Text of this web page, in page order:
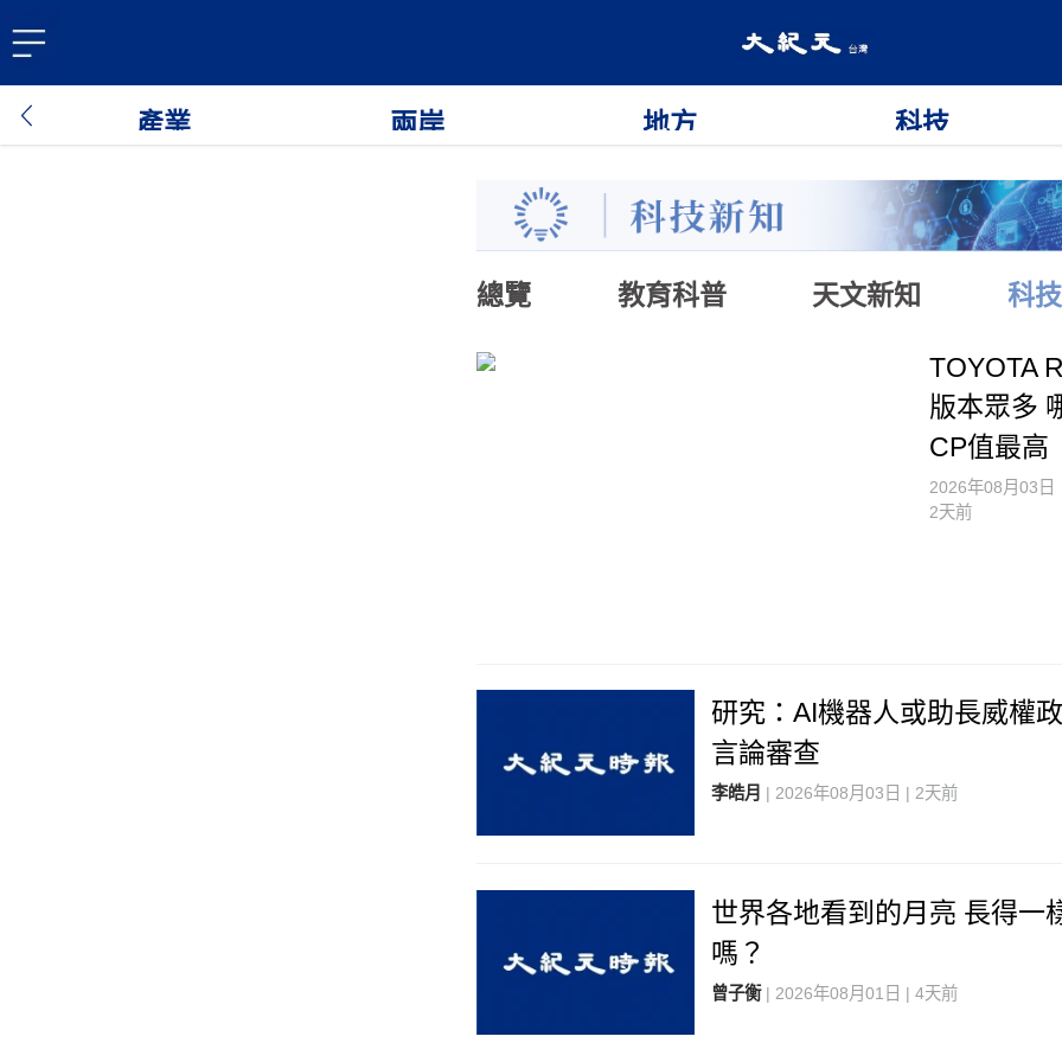
產業 兩岸 地方 科技
總覽 教育科普 天文新知 科
TOYOTA
版本眾多
CP值最高
2026年08月03日
2天前
研究：AI機器人或助長威權
言論審查
李皓月 | 2026年08月03日 | 2天前
世界各地看到的月亮 長得一
嗎？
曾子衡| 2026年08月01日 | 4天前